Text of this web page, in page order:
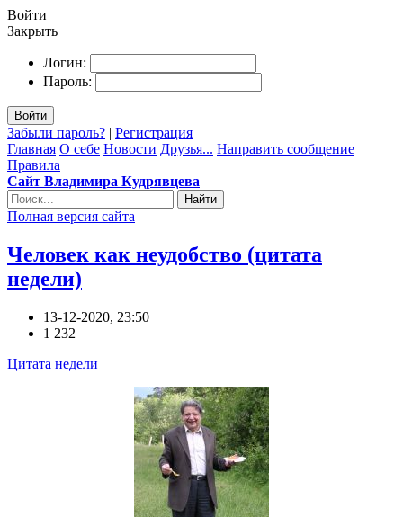
Войти
Закрыть
Логин:
Пароль:
Войти
Забыли пароль? | Регистрация
Главная О себе Новости Друзья... Направить сообщение
Правила
Сайт Владимира Кудрявцева
Найти
Полная версия сайта
Человек как неудобство (цитата
недели)
13-12-2020, 23:50
1 232
Цитата недели